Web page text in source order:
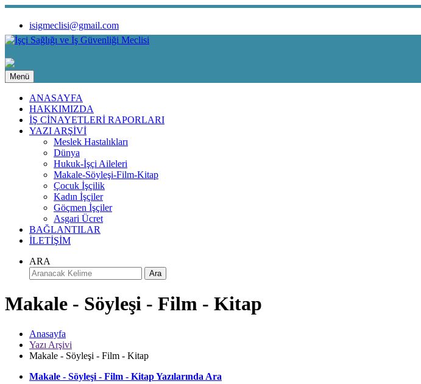
isigmeclisi@gmail.com
Menü
ANASAYFA
HAKKIMIZDA
İŞ CİNAYETLERİ RAPORLARI
YAZI ARŞİVİ
Meslek Hastalıkları
Dünya
Hukuk-İşçi Aileleri
Makale-Söyleşi-Film-Kitap
Çocuk İşçilik
Kadın İşçiler
Göçmen İşçiler
Asgari Ücret
BAĞLANTILAR
İLETİŞİM
ARA
Ara
Makale - Söyleşi - Film - Kitap
Anasayfa
Yazı Arşivi
Makale - Söyleşi - Film - Kitap
Makale - Söyleşi - Film - Kitap Yazılarında Ara